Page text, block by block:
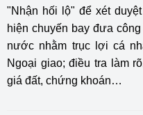
"Nhận hối lộ" để xét
hiện chuyến bay đưa
nước nhằm trục lợi cá
Ngoại giao; điều tra làm
giá đất, chứng khoán…